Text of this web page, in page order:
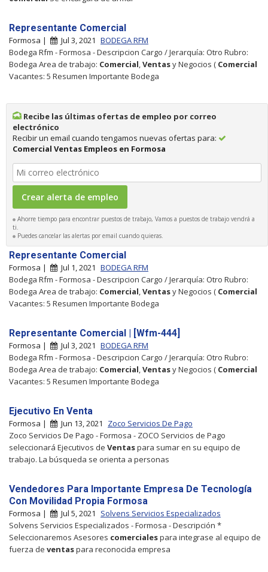
Representante Comercial
Formosa | Jul 3, 2021 BODEGA RFM
Bodega Rfm - Formosa - Descripcion Cargo / Jerarquía: Otro Rubro:
Bodega Area de trabajo: Comercial Ventasy Negocios ( Comercial
Vacantes: 5 Resumen Importante Bodega
Recibe las últimas ofertas de empleo por correo
electrónico
Recibir un email cuando tengamos nuevas ofertas para:
Comercial Ventas Empleos en Formosa
Ahorre tiempo para encontrar puestos de trabajo, Vamos a puestos de trabajo vendrá a
ti.
Puedes cancelar las alertas por email cuando quieras.
Representante Comercial
Formosa | Jul 1, 2021 BODEGA RFM
Bodega Rfm - Formosa - Descripcion Cargo / Jerarquía: Otro Rubro:
Bodega Area de trabajo: Comercial Ventasy Negocios ( Comercial
Vacantes: 5 Resumen Importante Bodega
Representante Comercial | [Wfm-444]
Formosa | Jul 3, 2021 BODEGA RFM
Bodega Rfm - Formosa - Descripcion Cargo / Jerarquía: Otro Rubro:
Bodega Area de trabajo: Comercial Ventasy Negocios ( Comercial
Vacantes: 5 Resumen Importante Bodega
Ejecutivo En Venta
Formosa | Jun 13, 2021
Zoco Servicios De Pago
Zoco Servicios De Pago - Formosa - ZOCO Servicios de Pago
seleccionará Ejecutivos de Ventaspara sumar en su equipo de
trabajo. La búsqueda se orienta a personas
Vendedores Para Importante Empresa De Tecnología
Con Movilidad Propia Formosa
Formosa | Jul 5, 2021
Solvens Servicios Especializados
Solvens Servicios Especializados - Formosa - Descripción *
Seleccionaremos Asesores comercialespara integrase al equipo de
fuerza de ventaspara reconocida empresa